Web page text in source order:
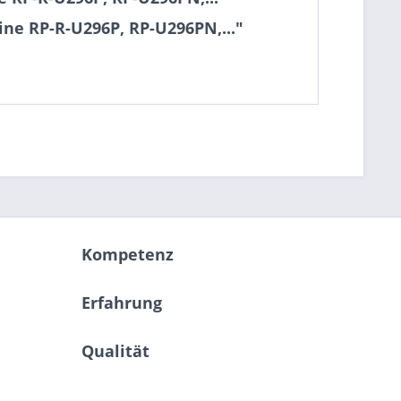
R-U296P, RP-U296PN,..."
Kompetenz
Erfahrung
Qualität